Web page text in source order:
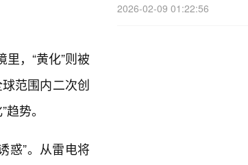
，“黄化”则被
范围内二次创
势。
惑”。从雷电将
2026-02-09 01:22:56